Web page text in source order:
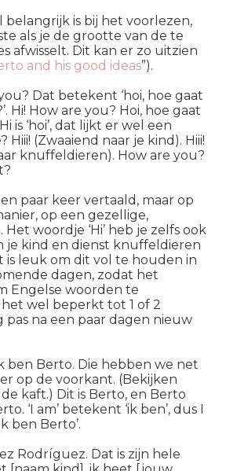
is bij het voorlezen,
als je de grootte van de te
afwisselt. Dit kan er zo uitzien
and his good ideas”).
Dat betekent ‘hoi, hoe gaat
Hi! How are you? Hoi, hoe gaat
Hi is ‘hoi’, dat lijkt er wel een
Hiii! (Zwaaiend naar je kind). Hiii!
knuffeldieren). How are you?
paar keer vertaald, maar op
op een gezellige,
woordje ‘Hi’ heb je zelfs ook
je kind en dienst knuffeldieren
is leuk om dit vol te houden in
dagen, zodat het
Engelse woorden te
wel beperkt tot 1 of 2
pas na een paar dagen nieuw
ben Berto. Die hebben we net
op de voorkant. (Bekijken
kaft.) Dit is Berto, en Berto
. ‘I am’ betekent ‘ik ben’, dus
ben Berto’.
Rodríguez. Dat is zijn hele